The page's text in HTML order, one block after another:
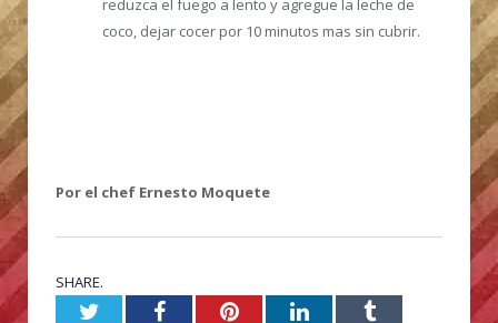
reduzca el fuego a lento y agregue la leche de
coco, dejar cocer por 10 minutos mas sin cubrir.
Por el chef Ernesto Moquete
SHARE.
TwitterFacebookPinterestLinkedInTumblr